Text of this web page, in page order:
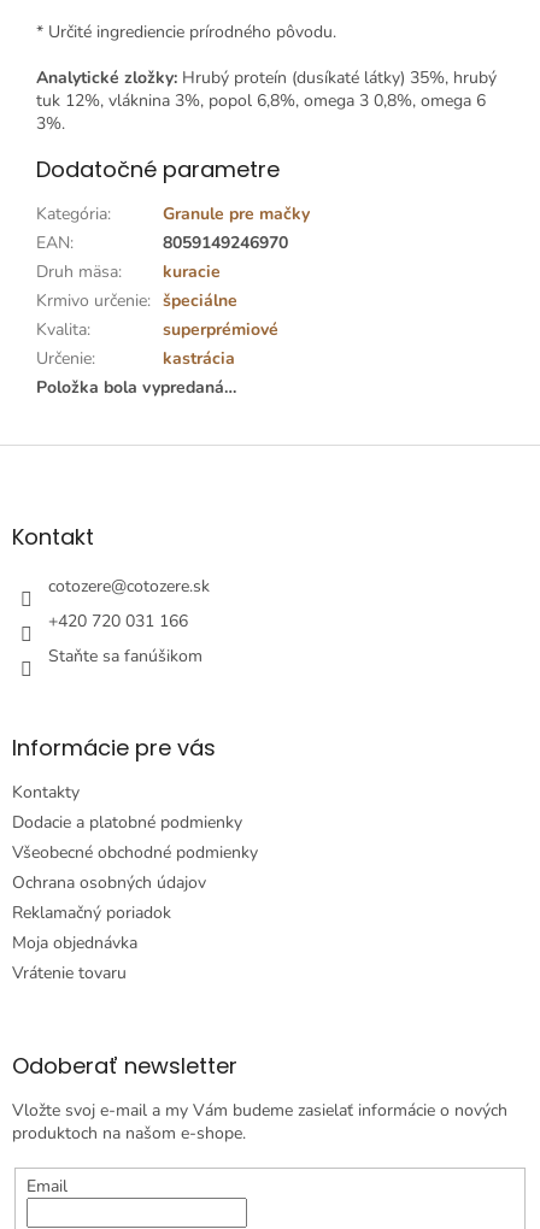
* Určité ingrediencie prírodného pôvodu.
Analytické zložky: Hrubý proteín (dusíkaté látky) 35%, hrubý
tuk 12%, vláknina 3%, popol 6,8%, omega 3 0,8%, omega 6
3%.
Dodatočné parametre
Kategória:
Granule pre mačky
EAN:
8059149246970
Druh mäsa:
kuracie
Krmivo určenie: špeciálne
Kvalita:
superprémiové
Určenie:
kastrácia
Položka bola vypredaná…
Z
äKontakt
cotozere@cotozere.sk
+420 720 031 166
Staňte sa fanúšikom
Informácie pre vás
Kontakty
Dodacie a platobné podmienky
Všeobecné obchodné podmienky
Ochrana osobných údajov
Reklamačný poriadok
Moja objednávka
Vrátenie tovaru
Odoberať newsletter
Vložte svoj e-mail a my Vám budeme zasielať informácie o nových
produktoch na našom e-shope.
Email